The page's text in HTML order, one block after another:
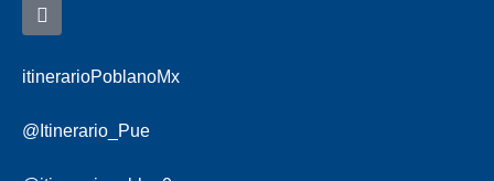
itinerarioPoblanoMx
@Itinerario_Pue